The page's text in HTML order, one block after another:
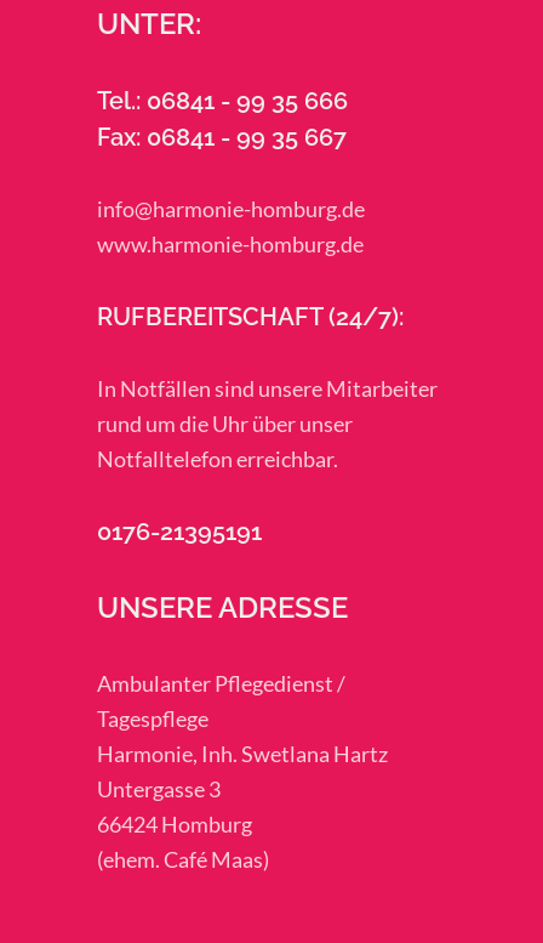
UNTER:
Tel.: 06841 - 99 35 666
Fax: 06841 - 99 35 667
info@harmonie-homburg.de
www.harmonie-homburg.de
RUFBEREITSCHAFT (24/7):
In Notfällen sind unsere Mitarbeiter
rund um die Uhr über unser
Notfalltelefon erreichbar.
0176-21395191
UNSERE ADRESSE
Ambulanter Pflegedienst /
Tagespflege
Harmonie, Inh. Swetlana Hartz
Untergasse 3
66424 Homburg
(ehem. Café Maas)